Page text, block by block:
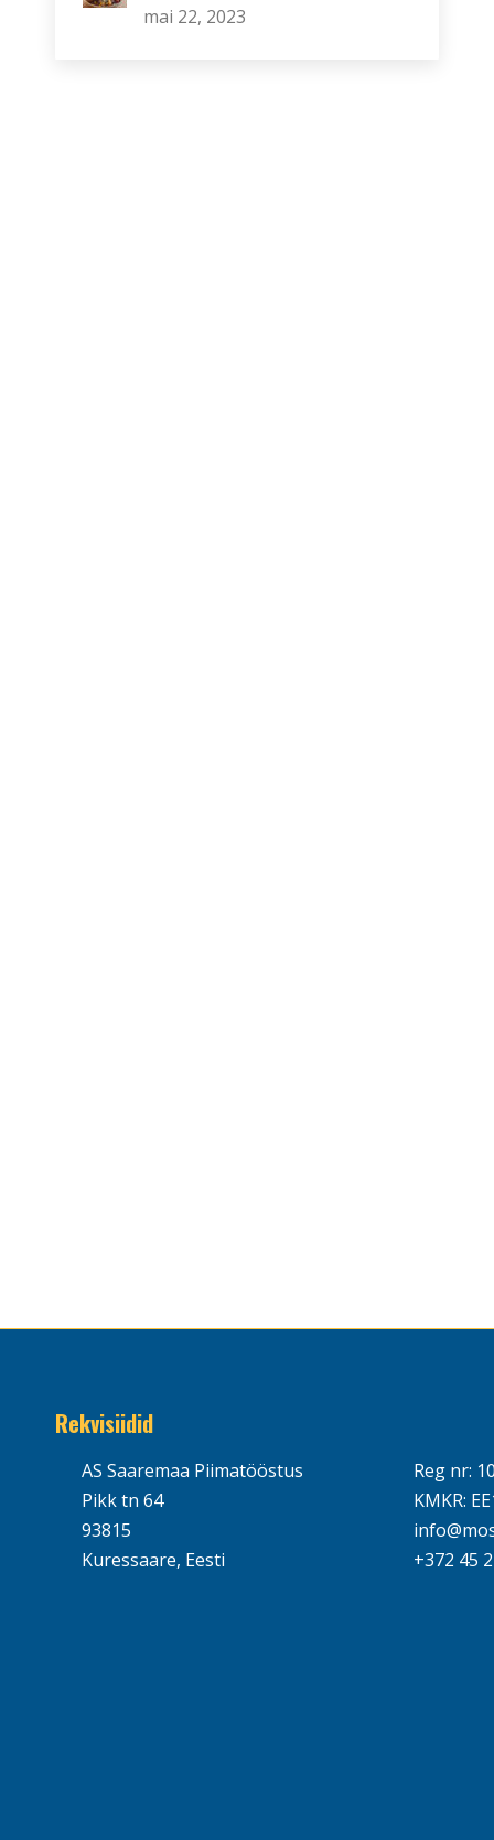
mai 22, 2023
Rekvisiidid
AS Saaremaa Piimatööstus
Pikk tn 64
93815
Kuressaare, Eesti
Reg nr:
KMKR:
+372 45